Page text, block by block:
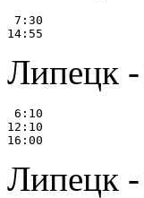
7:30
Липецк
6:10
12:10
Липецк -